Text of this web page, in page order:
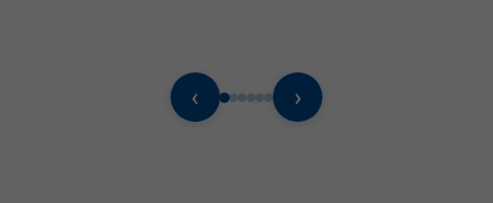
‹ ›